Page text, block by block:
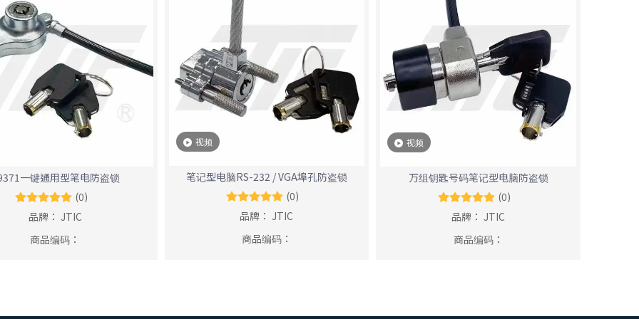
一键通用型笔电防盗锁
(0)
品牌： JTIC
商品编码：
视频
笔记型电脑RS-232 / VGA埠孔防盗锁
(0)
品牌： JTIC
商品编码：
视频
万组钥匙号码笔记型电脑防盗锁
(0)
品牌： JTIC
商品编码：